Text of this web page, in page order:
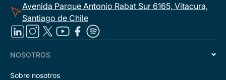
Avenida Parque Antonio Rabat Sur 6165, Vitacura,
Santiago de Chile
NOSOTROS
Sobre nosotros